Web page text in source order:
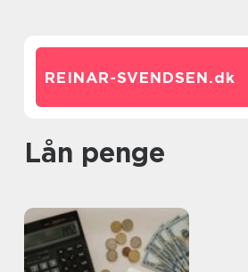
REINAR-SVENDSEN.dk
lån penge